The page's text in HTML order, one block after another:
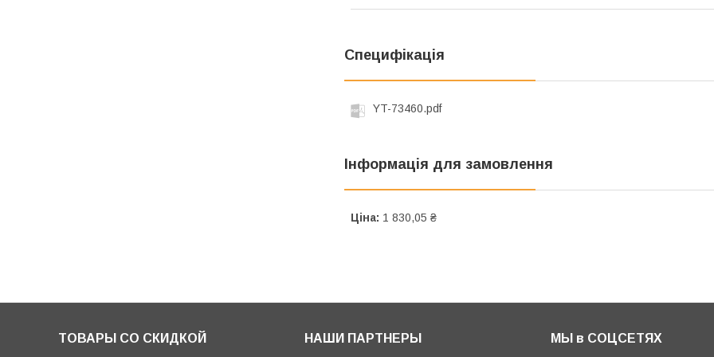
Специфікація
YT-73460.pdf
Інформація для замовлення
Ціна: 1 830,05 ₴
ТОВАРЫ СО СКИДКОЙ НАШИ ПАРТНЕРЫ МЫ в СОЦСЕТЯХ